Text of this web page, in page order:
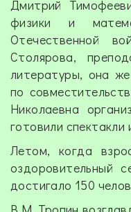
Дмитрий
физики и
Отечественной
Столярова,
литературы, она
по
Николаевна
готовили
Летом, когда
оздоровительный
достигало 150